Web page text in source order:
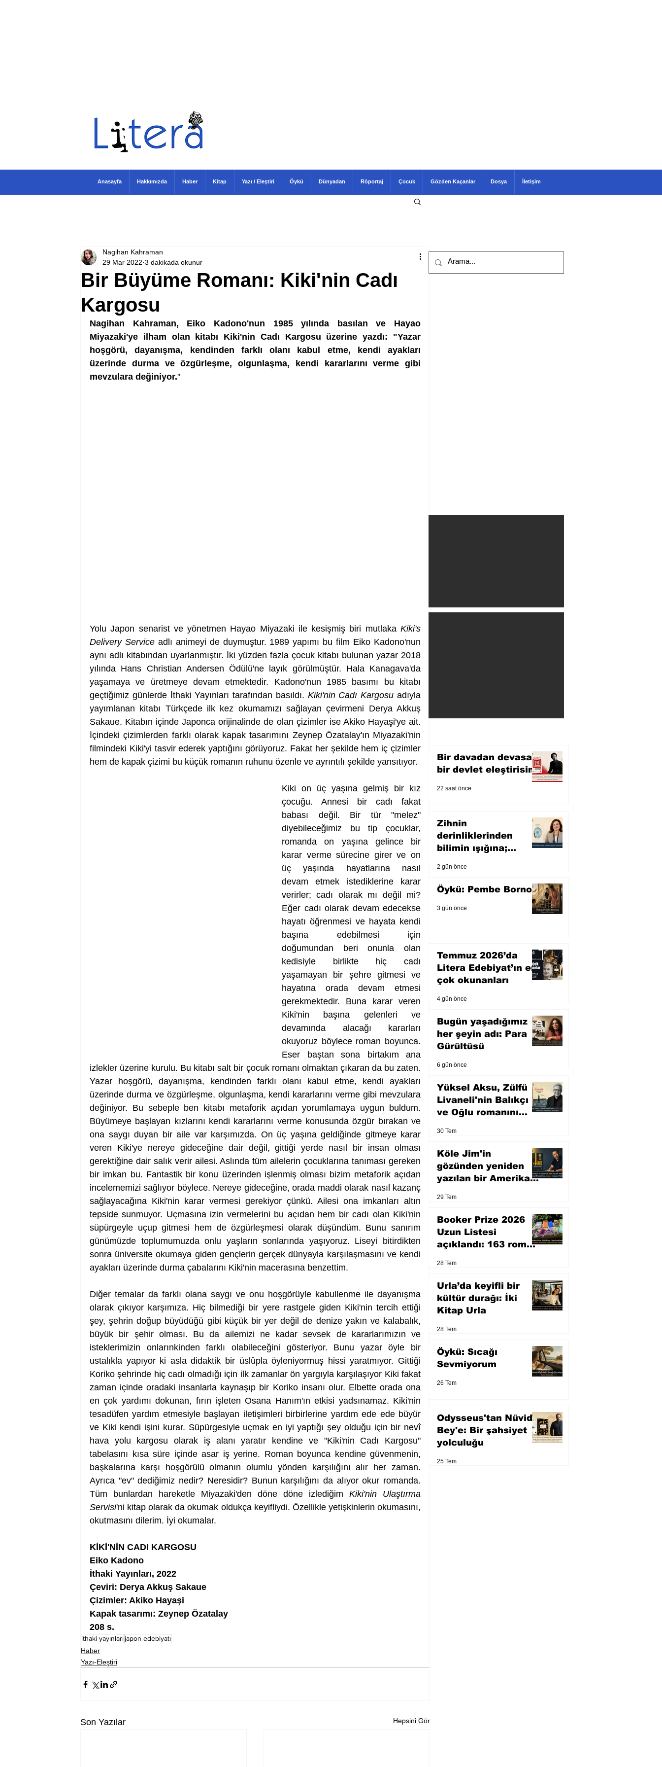
Bir Büyüme Romanı: Kiki'nin Cadı
Kargosu
Nagihan Kahraman
29 Mar 2022 3 dakikada okunur
Nagihan Kahraman, Eiko Kadono'nun 1985 yılında basılan ve Hayao
Miyazaki'ye ilham olan kitabı Kiki'nin Cadı Kargosu üzerine yazdı: "Yazar
hoşgörü, dayanışma, kendinden farklı olanı kabul etme, kendi ayakları
üzerinde durma ve özgürleşme, olgunlaşma, kendi kararlarını verme gibi
mevzulara değiniyor."
Yolu Japon senarist ve yönetmen Hayao Miyazaki ile kesişmiş biri mutlaka Kiki's
Delivery Service adlı animeyi de duymuştur. 1989 yapımı bu film Eiko Kadono'nun
aynı adlı kitabından uyarlanmıştır. İki yüzden fazla çocuk kitabı bulunan yazar 2018
yılında Hans Christian Andersen Ödülü'ne layık görülmüştür. Hala Kanagava'da
yaşamaya ve üretmeye devam etmektedir. Kadono'nun 1985 basımı bu kitabı
geçtiğimiz günlerde İthaki Yayınları tarafından basıldı. Kiki'nin Cadı Kargosu adıyla
yayımlanan kitabı Türkçede ilk kez okumamızı sağlayan çevirmeni Derya Akkuş
Sakaue. Kitabın içinde Japonca orijinalinde de olan çizimler ise Akiko Hayaşi'ye ait.
İçindeki çizimlerden farklı olarak kapak tasarımını Zeynep Özatalay'ın Miyazaki'nin
filmindeki Kiki'yi tasvir ederek yaptığını görüyoruz. Fakat her şekilde hem iç çizimler
hem de kapak çizimi bu küçük romanın ruhunu özenle ve ayrıntılı şekilde yansıtıyor.
Kiki on üç yaşına gelmiş bir kız
çocuğu. Annesi bir cadı fakat
babası değil. Bir tür "melez"
diyebileceğimiz bu tip çocuklar,
romanda on yaşına gelince bir
karar verme sürecine girer ve on
üç yaşında hayatlarına nasıl
devam etmek istediklerine karar
verirler; cadı olarak mı değil mi?
Eğer cadı olarak devam edecekse
hayatı öğrenmesi ve hayata kendi
başına edebilmesi için
doğumundan beri onunla olan
kedisiyle birlikte hiç cadı
yaşamayan bir şehre gitmesi ve
hayatına orada devam etmesi
gerekmektedir. Buna karar veren
Kiki'nin başına gelenleri ve
devamında alacağı kararları
okuyoruz böylece roman boyunca.
Eser baştan sona birtakım ana
izlekler üzerine kurulu. Bu kitabı salt bir çocuk romanı olmaktan çıkaran da bu zaten.
Yazar hoşgörü, dayanışma, kendinden farklı olanı kabul etme, kendi ayakları
üzerinde durma ve özgürleşme, olgunlaşma, kendi kararlarını verme gibi mevzulara
değiniyor. Bu sebeple ben kitabı metaforik açıdan yorumlamaya uygun buldum.
Büyümeye başlayan kızlarını kendi kararlarını verme konusunda özgür bırakan ve
ona saygı duyan bir aile var karşımızda. On üç yaşına geldiğinde gitmeye karar
veren Kiki'ye nereye gideceğine dair değil, gittiği yerde nasıl bir insan olması
gerektiğine dair salık verir ailesi. Aslında tüm ailelerin çocuklarına tanıması gereken
bir imkan bu. Fantastik bir konu üzerinden işlenmiş olması bizim metaforik açıdan
incelememizi sağlıyor böylece. Nereye gideceğine, orada maddi olarak nasıl kazanç
sağlayacağına Kiki'nin karar vermesi gerekiyor çünkü. Ailesi ona imkanları altın
tepside sunmuyor. Uçmasına izin vermelerini bu açıdan hem bir cadı olan Kiki'nin
süpürgeyle uçup gitmesi hem de özgürleşmesi olarak düşündüm. Bunu sanırım
günümüzde toplumumuzda onlu yaşların sonlarında yaşıyoruz. Liseyi bitirdikten
sonra üniversite okumaya giden gençlerin gerçek dünyayla karşılaşmasını ve kendi
ayakları üzerinde durma çabalarını Kiki'nin macerasına benzettim.
Diğer temalar da farklı olana saygı ve onu hoşgörüyle kabullenme ile dayanışma
olarak çıkıyor karşımıza. Hiç bilmediği bir yere rastgele giden Kiki'nin tercih ettiği
şey, şehrin doğup büyüdüğü gibi küçük bir yer değil de denize yakın ve kalabalık,
büyük bir şehir olması. Bu da ailemizi ne kadar sevsek de kararlarımızın ve
isteklerimizin onlarınkinden farklı olabileceğini gösteriyor. Bunu yazar öyle bir
ustalıkla yapıyor ki asla didaktik bir üslûpla öyleniyormuş hissi yaratmıyor. Gittiği
Koriko şehrinde hiç cadı olmadığı için ilk zamanlar ön yargıyla karşılaşıyor Kiki fakat
zaman içinde oradaki insanlarla kaynaşıp bir Koriko insanı olur. Elbette orada ona
en çok yardımı dokunan, fırın işleten Osana Hanım'ın etkisi yadsınamaz. Kiki'nin
tesadüfen yardım etmesiyle başlayan iletişimleri birbirlerine yardım ede ede büyür
ve Kiki kendi işini kurar. Süpürgesiyle uçmak en iyi yaptığı şey olduğu için bir nevî
hava yolu kargosu olarak iş alanı yaratır kendine ve "Kiki'nin Cadı Kargosu"
tabelasını kısa süre içinde asar iş yerine. Roman boyunca kendine güvenmenin,
başkalarına karşı hoşgörülü olmanın olumlu yönden karşılığını alır her zaman.
Ayrıca "ev" dediğimiz nedir? Neresidir? Bunun karşılığını da alıyor okur romanda.
Tüm bunlardan hareketle Miyazaki'den döne döne izlediğim Kiki'nin Ulaştırma
Servisi'ni kitap olarak da okumak oldukça keyifliydi. Özellikle yetişkinlerin okumasını,
okutmasını dilerim. İyi okumalar.
KİKİ'NİN CADI KARGOSU
Eiko Kadono
İthaki Yayınları, 2022
Çeviri: Derya Akkuş Sakaue
Çizimler: Akiko Hayaşi
Kapak tasarımı: Zeynep Özatalay
208 s.
ithaki yayınlarıjapon edebiyatı
Haber
Yazı-Eleştiri
Son Yazılar Hepsini Gör
Bir davadan devasa
bir devlet eleştirisine
22 saat önce
Zihnin
derinliklerinden
bilimin ışığına;
2 gün önce
Öykü: Pembe Bornoz
3 gün önce
Temmuz 2026’da
Litera Edebiyat’ın en
çok okunanları
4 gün önce
Bugün yaşadığımız
her şeyin adı: Para
Gürültüsü
6 gün önce
Yüksel Aksu, Zülfü
Livaneli'nin Balıkçı
ve Oğlu romanını
30 Tem
Köle Jim'in
gözünden yeniden
yazılan bir Amerikan
29 Tem
Booker Prize 2026
Uzun Listesi
açıklandı: 163 roman
28 Tem
Urla’da keyifli bir
kültür durağı: İki
Kitap Urla
28 Tem
Öykü: Sıcağı
Sevmiyorum
26 Tem
Odysseus'tan Nüvid
Bey'e: Bir şahsiyet
yolculuğu
25 Tem
Anasayfa Hakkımızda Haber Kitap Yazı / Eleştiri Öykü Dünyadan Röportaj Çocuk Gözden Kaçanlar Dosya İletişim